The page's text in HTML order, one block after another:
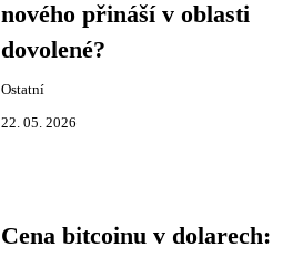
nového přináší v oblasti
dovolené?
Ostatní
22. 05. 2026
Cena bitcoinu v dolarech: